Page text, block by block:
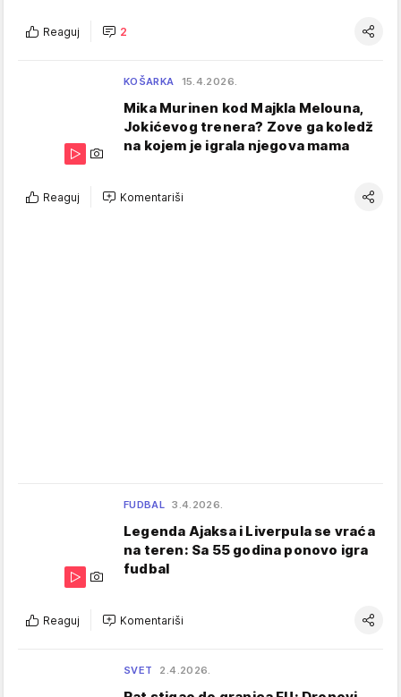
Reaguj 2
KOŠARKA 15.4.2026.
Mika Murinen kod Majkla Melouna,
Jokićevog trenera? Zove ga koledž
na kojem je igrala njegova mama
Reaguj Komentariši
FUDBAL 3.4.2026.
Legenda Ajaksa i Liverpula se vraća
na teren: Sa 55 godina ponovo igra
fudbal
Reaguj Komentariši
SVET 2.4.2026.